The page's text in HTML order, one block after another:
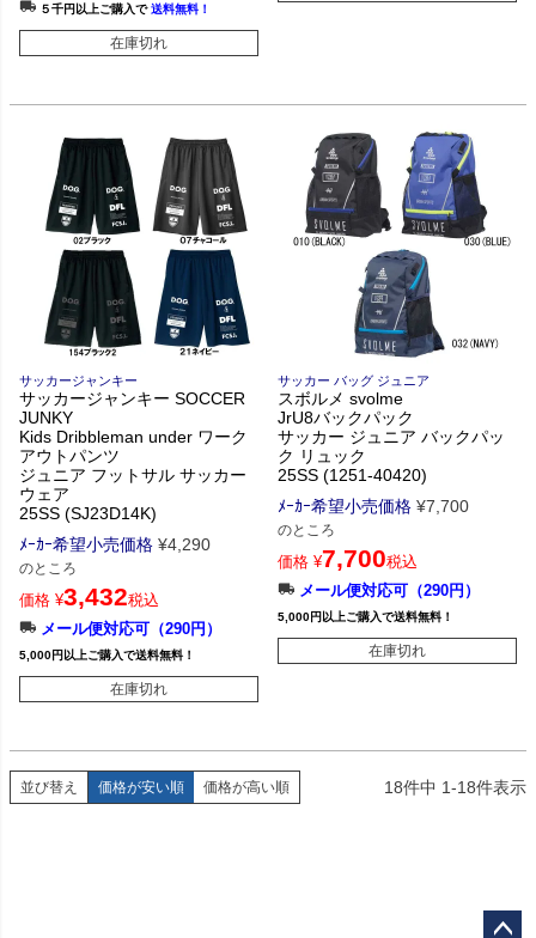
５千円以上ご購入で送料無料！
在庫切れ
サッカージャンキー
サッカージャンキー SOCCER
JUNKY
Kids Dribbleman under ワーク
アウトパンツ
ジュニア フットサル サッカー
ウェア
25SS (SJ23D14K)
ﾒｰｶｰ希望小売価格 ¥4,290
のところ
価格 ¥3,432税込
メール便対応可（290円）
5,000円以上ご購入で送料無料！
在庫切れ
サッカー バッグ ジュニア
スボルメ svolme
JrU8バックパック
サッカー ジュニア バックパッ
ク リュック
25SS (1251-40420)
ﾒｰｶｰ希望小売価格 ¥7,700
のところ
価格 ¥7,700税込
メール便対応可（290円）
5,000円以上ご購入で送料無料！
在庫切れ
並び替え 価格が安い順 価格が高い順 18件中 1-18件表示